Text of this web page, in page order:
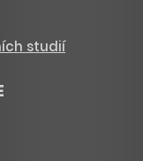
studií